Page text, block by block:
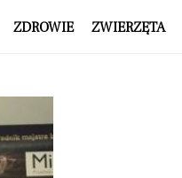
ZDROWIE ZWIERZĘTA